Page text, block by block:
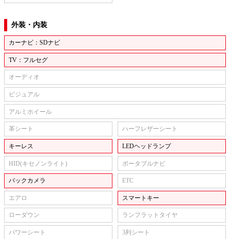
外装・内装
カーナビ：SDナビ
TV：フルセグ
オーディオ
ビジュアル
アルミホイール
革シート ハーフレザーシート
キーレス LEDヘッドランプ
HID(キセノンライト) ポータブルナビ
バックカメラ ETC
エアロ スマートキー
ローダウン ランフラットタイヤ
パワーシート 3列シート